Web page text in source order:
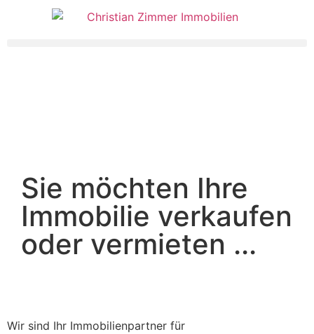
Sie möchten Ihre
Immobilie verkaufen
oder vermieten ...
Wir sind Ihr Immobilienpartner für